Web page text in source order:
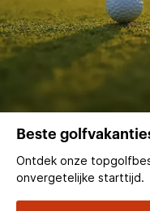
Beste
Ontdek onze
onvergetelijke starttijd.